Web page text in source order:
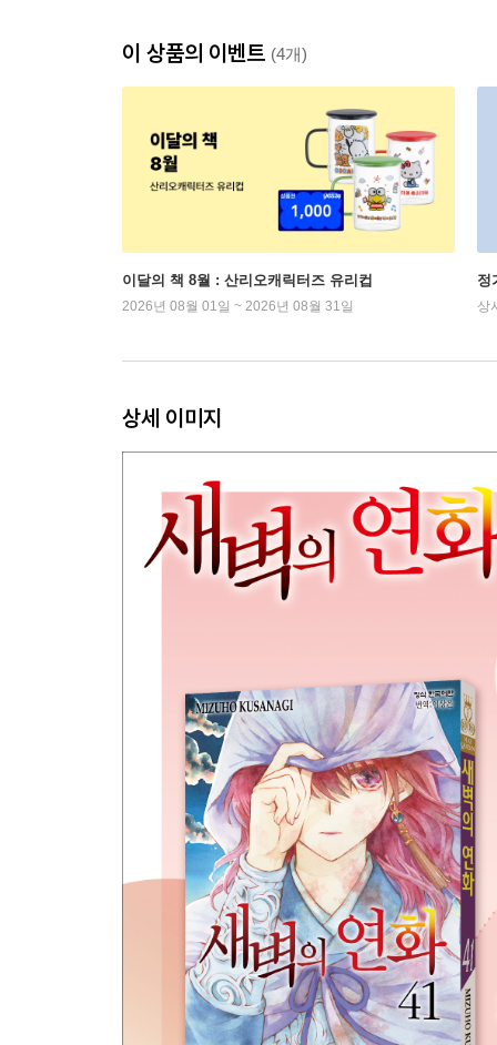
이 상품의 이벤트 (4개)
이달의 책 8월 : 산리오캐릭터즈 유리컵
2026년 08월 01일 ~ 2026년 08월 31일
정
상
상세 이미지